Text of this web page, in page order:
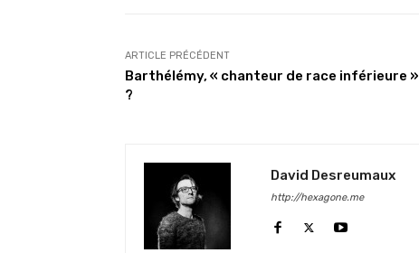
ARTICLE PRÉCÉDENT
Barthélémy, « chanteur de race inférieure »
?
David Desreumaux
http://hexagone.me